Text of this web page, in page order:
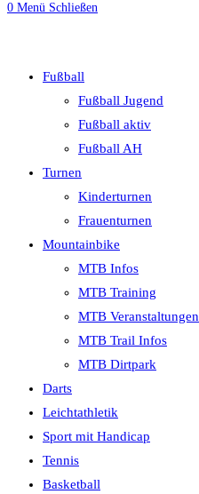
0 Menü Schließen
Fußball
Fußball Jugend
Fußball aktiv
Fußball AH
Turnen
Kinderturnen
Frauenturnen
Mountainbike
MTB Infos
MTB Training
MTB Veranstaltungen
MTB Trail Infos
MTB Dirtpark
Darts
Leichtathletik
Sport mit Handicap
Tennis
Basketball